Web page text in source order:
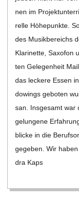
nen im
relle Höhe­punkte.
des Musik­be­reichs
Kla­ri­nette, Saxo­fon
ten Gele­gen­heit
das leckere Essen
dowings gebo­ten
san. Ins­ge­samt war
gelun­gene
bli­cke in die
gege­ben. Wir
dra Kaps